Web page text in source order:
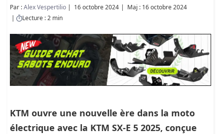
Par :Alex Vespertilio 16 octobre 2024
Maj : 16 octobre 2024
Lecture : 2 min
KTM ouvre une nouvelle ère dans la moto
électrique avec la KTM SX-E 5 2025, conçue